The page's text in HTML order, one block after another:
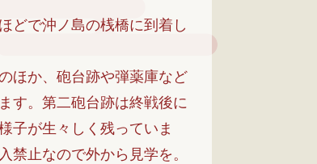
どで沖ノ島の桟橋に到着し
ほか、砲台跡や弾薬庫など
す。第二砲台跡は終戦後に
子が生々しく残っていま
禁止なので外から見学を。